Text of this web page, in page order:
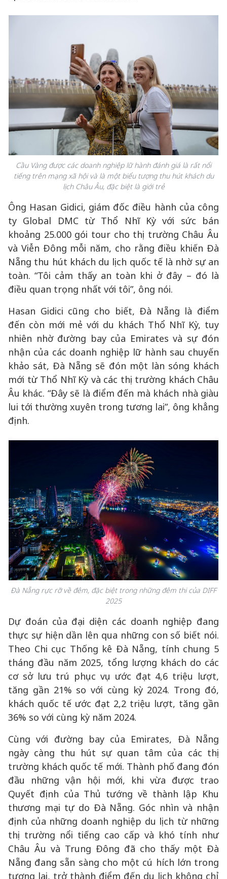
Cầu Vàng được các doanh nghiệp lữ hành đánh giá là rất nổi
tiếng trên mạng xã hội và là một biểu tượng thu hút khách du
lịch Châu Âu, đặc biệt là giới trẻ
Ông Hasan Gidici, giám đốc điều hành của công
ty Global DMC từ Thổ Nhĩ Kỳ với sức bán
khoảng 25.000 gói tour cho thị trường Châu Âu
và Viễn Đông mỗi năm, cho rằng điều khiến Đà
Nẵng thu hút khách du lịch quốc tế là nhờ sự an
toàn. “Tôi cảm thấy an toàn khi ở đây – đó là
điều quan trọng nhất với tôi”, ông nói.
Hasan Gidici cũng cho biết, Đà Nẵng là điểm
đến còn mới mẻ với du khách Thổ Nhĩ Kỳ, tuy
nhiên nhờ đường bay của Emirates và sự đón
nhận của các doanh nghiệp lữ hành sau chuyến
khảo sát, Đà Nẵng sẽ đón một làn sóng khách
mới từ Thổ Nhĩ Kỳ và các thị trường khách Châu
Âu khác. “Đây sẽ là điểm đến mà khách nhà giàu
lui tới thường xuyên trong tương lai”, ông khẳng
định.
Đà Nẵng rực rỡ về đêm, đặc biệt trong những đêm thi của DIFF
2025
Dự đoán của đại diện các doanh nghiệp đang
thực sự hiện dần lên qua những con số biết nói.
Theo Chi cục Thống kê Đà Nẵng, tính chung 5
tháng đầu năm 2025, tổng lượng khách do các
cơ sở lưu trú phục vụ ước đạt 4,6 triệu lượt,
tăng gần 21% so với cùng kỳ 2024. Trong đó,
khách quốc tế ước đạt 2,2 triệu lượt, tăng gần
36% so với cùng kỳ năm 2024.
Cùng với đường bay của Emirates, Đà Nẵng
ngày càng thu hút sự quan tâm của các thị
trường khách quốc tế mới. Thành phố đang đón
đầu những vận hội mới, khi vừa được trao
Quyết định của Thủ tướng về thành lập Khu
thương mại tự do Đà Nẵng. Góc nhìn và nhận
định của những doanh nghiệp du lịch từ những
thị trường nổi tiếng cao cấp và khó tính như
Châu Âu và Trung Đông đã cho thấy một Đà
Nẵng đang sẵn sàng cho một cú hích lớn trong
tương lai, trở thành điểm đến du lịch không chỉ